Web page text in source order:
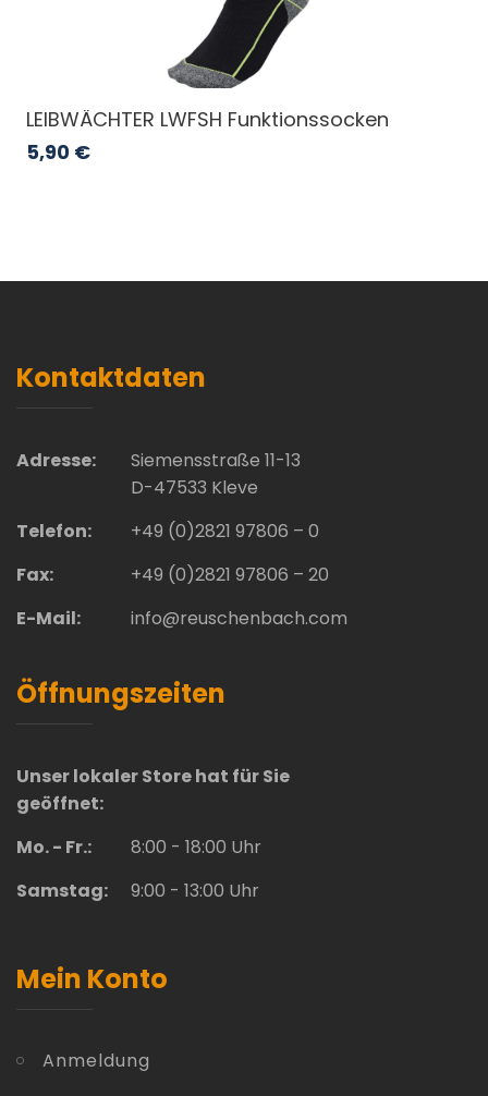
LEIBWÄCHTER LWFSH Funktionssocken
5,90 €
Kontaktdaten
Adresse:
Siemensstraße 11-13
D-47533 Kleve
Telefon:
+49 (0)2821 97806 – 0
Fax:
+49 (0)2821 97806 – 20
E-Mail:
info@reuschenbach.com
Öffnungszeiten
Unser lokaler Store hat für Sie
geöffnet:
Mo. - Fr.:
8:00 - 18:00 Uhr
Samstag:
9:00 - 13:00 Uhr
Mein Konto
Anmeldung